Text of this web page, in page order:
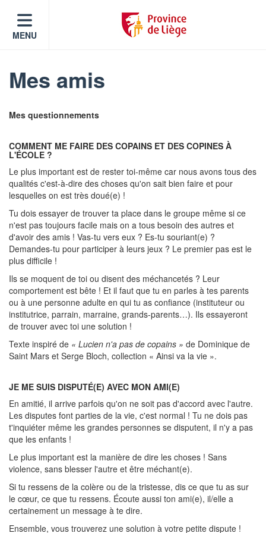
MENU
Mes amis
Mes questionnements
COMMENT ME FAIRE DES COPAINS ET DES COPINES À
L'ÉCOLE ?
Le plus important est de rester toi-même car nous avons tous des
qualités c'est-à-dire des choses qu'on sait bien faire et pour
lesquelles on est très doué(e) !
Tu dois essayer de trouver ta place dans le groupe même si ce
n'est pas toujours facile mais on a tous besoin des autres et
d'avoir des amis ! Vas-tu vers eux ? Es-tu souriant(e) ?
Demandes-tu pour participer à leurs jeux ? Le premier pas est le
plus difficile !
Ils se moquent de toi ou disent des méchancetés ? Leur
comportement est bête ! Et il faut que tu en parles à tes parents
ou à une personne adulte en qui tu as confiance (instituteur ou
institutrice, parrain, marraine, grands-parents…). Ils essayeront
de trouver avec toi une solution !
Texte inspiré de « Lucien n'a pas de copains » de Dominique de
Saint Mars et Serge Bloch, collection « Ainsi va la vie ».
JE ME SUIS DISPUTÉ(E) AVEC MON AMI(E)
En amitié, il arrive parfois qu'on ne soit pas d'accord avec l'autre.
Les disputes font parties de la vie, c'est normal ! Tu ne dois pas
t'inquiéter même les grandes personnes se disputent, il n'y a pas
que les enfants !
Le plus important est la manière de dire les choses ! Sans
violence, sans blesser l'autre et être méchant(e).
Si tu ressens de la colère ou de la tristesse, dis ce que tu as sur
le cœur, ce que tu ressens. Écoute aussi ton ami(e), il/elle a
certainement un message à te dire.
Ensemble, vous trouverez une solution à votre petite dispute !